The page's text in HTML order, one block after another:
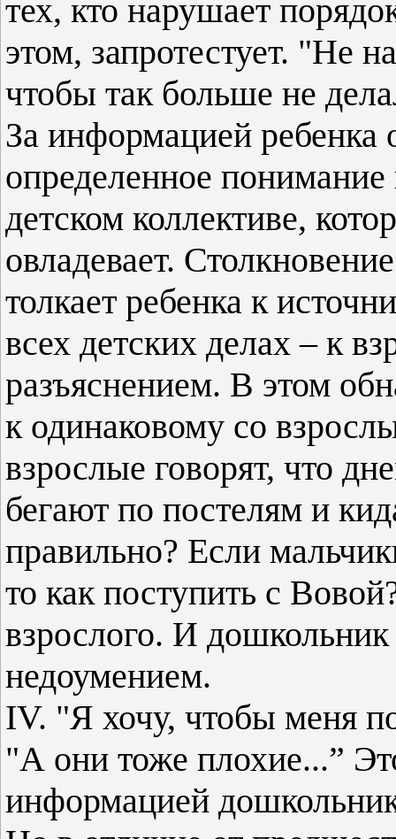
тех, кто нарушает
этом, запротестует. "Не
чтобы так больше не
За информацией ребенка
определенное
детском коллективе,
овладевает.
толкает ребенка к
всех детских делах – к
разъяснением. В этом
к одинаковому со
взрослые говорят, что
бегают по постелям и
правильно? Если
то как поступить с
взрослого. И
недоумением.
IV. "Я хочу, чтобы меня
"А они тоже плохие...”
информацией